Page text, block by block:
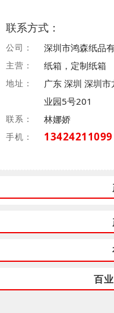
联系方式：
公司： 深圳市鸿森纸品
主营： 纸箱，定制纸箱
地址：
广东 深圳 深圳
业园5号201
联系： 林娜娇
手机： 13424211099
百